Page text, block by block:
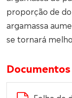
proporção de
argamassa
se tornará
Documentos